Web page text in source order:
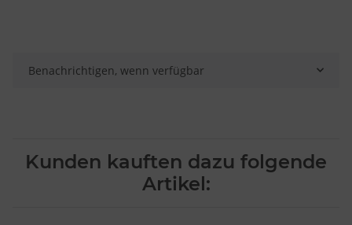
Benachrichtigen, wenn verfügbar
Kunden kauften dazu folgende
Artikel: